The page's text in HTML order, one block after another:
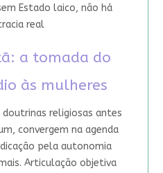
Estado laico, não há
real
a tomada do
às mulheres
religiosas antes
convergem na agenda
pela autonomia
Articulação objetiva